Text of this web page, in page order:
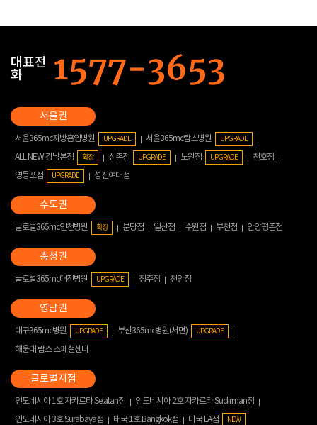
대표전
화
서울365mc지방흡입병원 UPGRADE 서울365mc람스병원 UPGRADE
ALL NEW 강남본점 확장 신촌점 UPGRADE 노원점 UPGRADE
천호점
영등포점
UPGRADE 성신여대점
글로벌365mc인천병원 확장 분당점 일산점 수원점 부천점 안양평촌점
글로벌365mc대전병원 UPGRADE 청주점 천안점
대구365mc병원 UPGRADE 부산365mc병원(서면) UPGRADE
해운대 람스 스페셜센터
인도네시아 1호 자카르타 Selatan점
인도네시아 2호 자카르타 Sudirman점
인도네시아 3호 Surabaya점
태국 1호 Bangkok점 미국 LA점 NEW